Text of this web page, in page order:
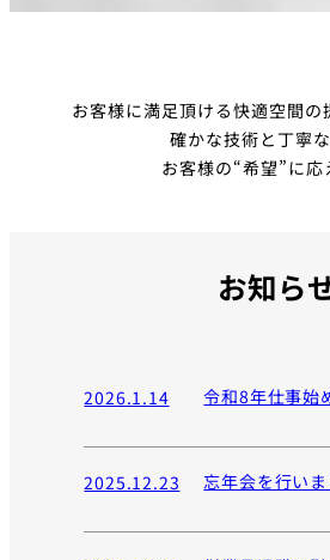
お客様に満足頂ける快適空間の
確かな技術と丁寧
お客様の“希望”に応
お知ら
2026.1.14 令和8年仕事
2025.12.23 忘年会を行い